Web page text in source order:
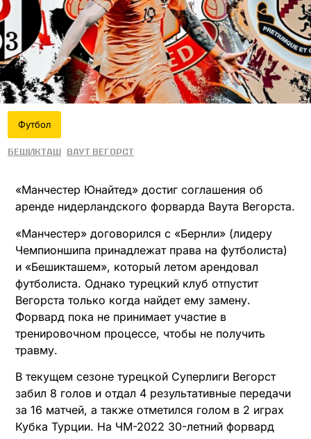
Футбол
Бешикташ Ваут Вегорст
«Манчестер Юнайтед» достиг соглашения об
аренде нидерландского форварда Ваута Вегорста.
«Манчестер» договорился с «Бернли» (лидеру
Чемпионшипа принадлежат права на футболиста)
и «Бешикташем», который летом арендовал
футболиста. Однако турецкий клуб отпустит
Вегорста только когда найдет ему замену.
Форвард пока не принимает участие в
тренировочном процессе, чтобы не получить
травму.
В текущем сезоне турецкой Суперлиги Вегорст
забил 8 голов и отдал 4 результативные передачи
за 16 матчей, а также отметился голом в 2 играх
Кубка Турции. На ЧМ-2022 30-летний форвард